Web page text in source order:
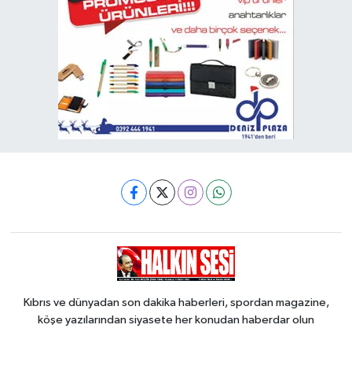
Kıbrıs ve dünyadan son dakika haberleri, spordan magazine,
köşe yazılarından siyasete her konudan haberdar olun